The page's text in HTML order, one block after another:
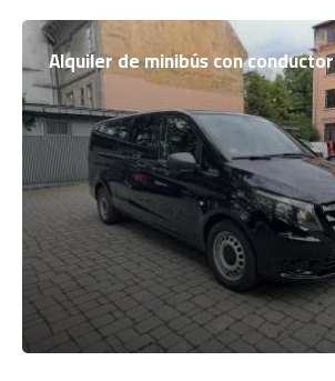
Alquiler de minibús con conductor